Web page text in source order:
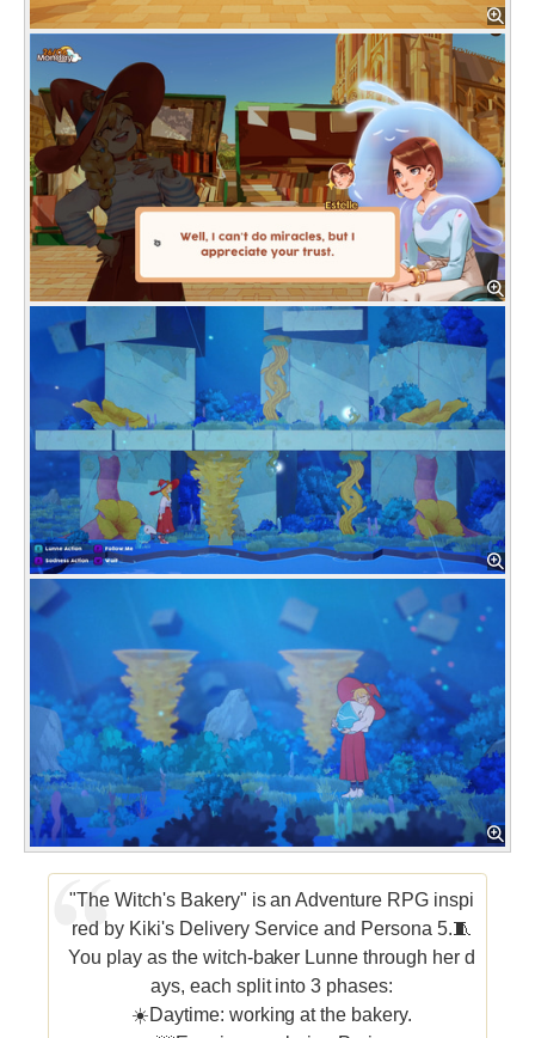
"The Witch's Bakery" is an Adventure RPG inspi
red by Kiki's Delivery Service and Persona 5.🧵
You play as the witch-baker Lunne through her d
ays, each split into 3 phases:
☀️Daytime: working at the bakery.